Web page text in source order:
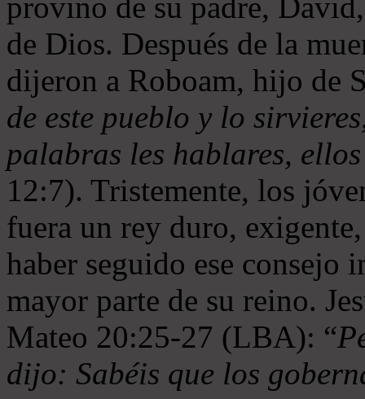
de Dios. Después de la
dijeron a Roboam, hijo de
de este pueblo y lo
palabras les hablares,
12:7). Tristemente, los
fuera un rey duro,
haber seguido ese consejo
mayor parte de su reino.
Mateo 20:25-27 (LBA): “
dijo: Sabéis que los